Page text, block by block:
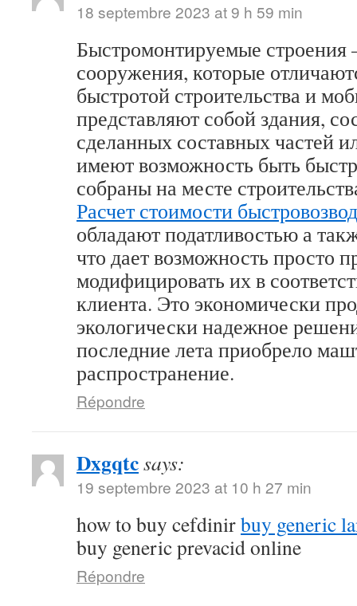
18 septembre 2023 at 9 h 59 min
Быстромонтируемые строения
сооружения, которые
быстротой строительства и
представляют собой здания,
сделанных составных частей
имеют возможность быть
собраны на месте
Расчет стоимости
обладают податливостью а
что дает возможность просто
модифицировать их в
клиента. Это экономически
экологически надежное
последние лета приобрело
распространение.
Répondre
Dxgqtcsays:
19 septembre 2023 at 10 h 27 min
how to buy cefdinirbuy generic
buy generic prevacid online
Répondre